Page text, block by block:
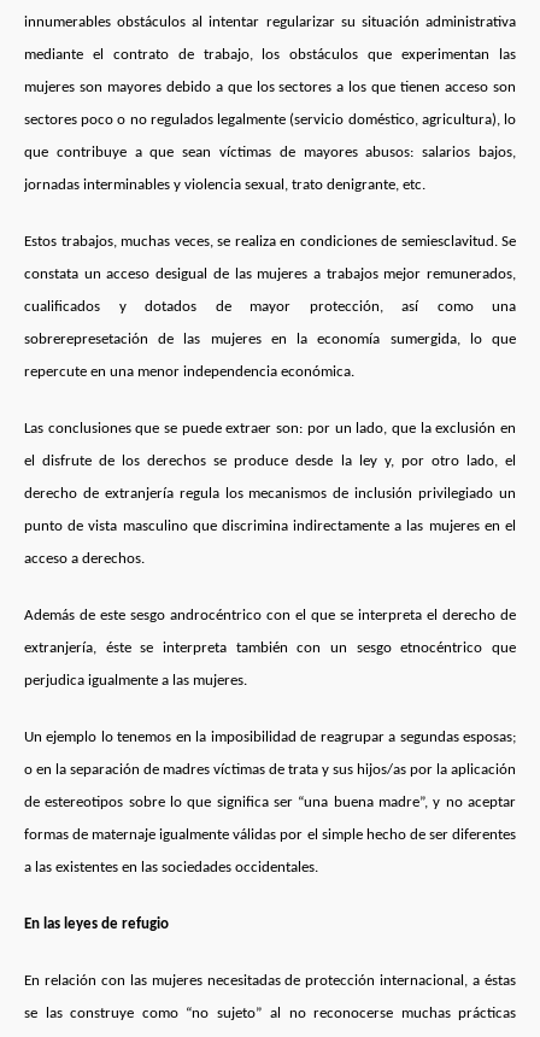
innumerables obstáculos al intentar regularizar su situación administrativa
mediante el contrato de trabajo, los obstáculos que experimentan las
mujeres son mayores debido a que los sectores a los que tienen acceso son
sectores poco o no regulados legalmente (servicio doméstico, agricultura), lo
que contribuye a que sean víctimas de mayores abusos: salarios bajos,
jornadas interminables y violencia sexual, trato denigrante, etc.
Estos trabajos, muchas veces, se realiza en condiciones de semiesclavitud. Se
constata un acceso desigual de las mujeres a trabajos mejor remunerados,
cualificados y dotados de mayor protección, así como una
sobrerepresetación de las mujeres en la economía sumergida, lo que
repercute en una menor independencia económica.
Las conclusiones que se puede extraer son: por un lado, que la exclusión en
el disfrute de los derechos se produce desde la ley y, por otro lado, el
derecho de extranjería regula los mecanismos de inclusión privilegiado un
punto de vista masculino que discrimina indirectamente a las mujeres en el
acceso a derechos.
Además de este sesgo androcéntrico con el que se interpreta el derecho de
extranjería, éste se interpreta también con un sesgo etnocéntrico que
perjudica igualmente a las mujeres.
Un ejemplo lo tenemos en la imposibilidad de reagrupar a segundas esposas;
o en la separación de madres víctimas de trata y sus hijos/as por la aplicación
de estereotipos sobre lo que significa ser “una buena madre”, y no aceptar
formas de maternaje igualmente válidas por el simple hecho de ser diferentes
a las existentes en las sociedades occidentales.
En las leyes de refugio
En relación con las mujeres necesitadas de protección internacional, a éstas
se las construye como “no sujeto” al no reconocerse muchas prácticas